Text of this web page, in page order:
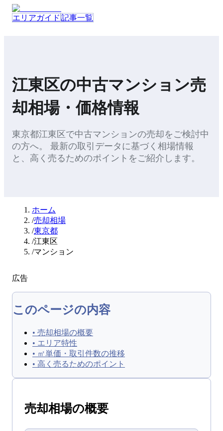
エリアガイド 記事一覧
江東区の中古マンション売
却相場・価格情報
東京都江東区で中古マンションの売却をご検討中
の方へ。 最新の取引データに基づく相場情報
と、 高く売るためのポイント をご紹介します。
ホーム
/売却相場
/東京都
/江東区
/マンション
広告
このページの内容
• 売却相場の概要
• エリア特性
• ㎡単価・取引件数の推移
• 高く売るためのポイント
売却相場の概要